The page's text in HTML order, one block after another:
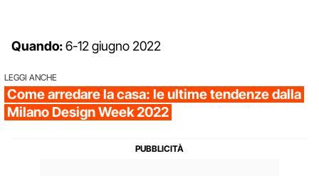
Quando:6-12 giugno 2022
LEGGI ANCHE
Come arredare la casa: le ultime tendenze dalla
Milano Design Week 2022